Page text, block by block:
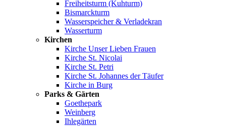
Freiheitsturm (Kuhturm)
Bismarckturm
Wasserspeicher & Verladekran
Wasserturm
Kirchen
Kirche Unser Lieben Frauen
Kirche St. Nicolai
Kirche St. Petri
Kirche St. Johannes der Täufer
Kirche in Burg
Parks & Gärten
Goethepark
Weinberg
Ihlegärten